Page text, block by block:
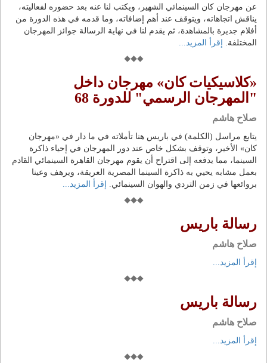
عن مهرجان كان السينمائي الشهير، ويكتب لنا عنه بعد حضوره لفعاليته،
يناقش اتجاهاته، ويتوقف عند أهم إضافاته، وما قدمه في هذه الدورة من
أفلام جديرة بالمشاهدة، ثم يقدم لنا في نهاية الرسالة جوائز المهرجان
المختلفة.
إقرأ المزيد...
«كلاسيكيات كان» مهرجان داخل
"المهرجان الرسمي" للدورة 68
صلاح هاشم
يتابع مراسل (الكلمة) في باريس هنا تأملاته في ما دار في «مهرجان
كان» الأخير، وتوقف بشكل خاص عند دور المهرجان في إحياء ذاكرة
السينما، مما يدفعه إلى اقتراح أن يقوم مهرجان القاهرة السينمائي القادم
بعمل مشابه يحيي به ذاكرة السينما المصرية العريقة، ويرهف وعينا
بروائعها في زمن التردي والهوان السينمائي.
إقرأ المزيد...
رسالة باريس
صلاح هاشم
إقرأ المزيد...
رسالة باريس
صلاح هاشم
إقرأ المزيد...